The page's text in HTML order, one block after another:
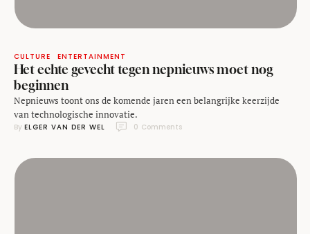
CULTURE ENTERTAINMENT
Het echte gevecht tegen nepnieuws moet nog
beginnen
Nepnieuws toont ons de komende jaren een belangrijke keerzijde
van technologische innovatie.
By ELGER VAN DER WEL 0 Comments